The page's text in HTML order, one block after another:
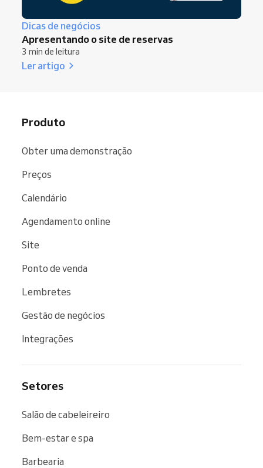
Dicas de negócios
Apresentando o site de reservas
3 min de leitura
Ler artigo
Produto
Obter uma demonstração
Preços
Calendário
Agendamento online
Site
Ponto de venda
Lembretes
Gestão de negócios
Integrações
Setores
Salão de cabeleireiro
Bem-estar e spa
Barbearia